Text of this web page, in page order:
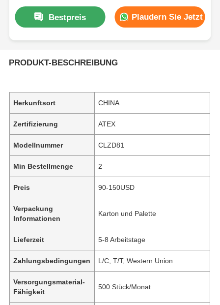
Bestpreis Plaudern Sie Jetzt
PRODUKT-BESCHREIBUNG
Herkunftsort CHINA
Zertifizierung ATEX
Modellnummer CLZD81
Min Bestellmenge 2
Preis 90-150USD
Verpackung
Informationen
Karton und Palette
Lieferzeit 5-8 Arbeitstage
Zahlungsbedingungen L/C, T/T, Western Union
Versorgungsmaterial-
Fähigkeit
500 Stück/Monat